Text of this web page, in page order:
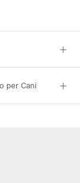
per Cani